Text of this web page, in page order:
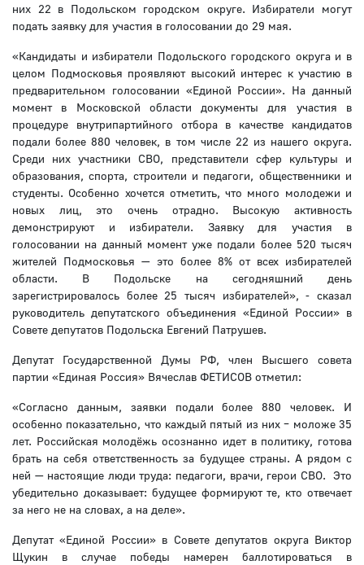
них 22 в Подольском городском округе. Избиратели могут
подать заявку для участия в голосовании до 29 мая.
«Кандидаты и избиратели Подольского городского округа и в
целом Подмосковья проявляют высокий интерес к участию в
предварительном голосовании «Единой России». На данный
момент в Московской области документы для участия в
процедуре внутрипартийного отбора в качестве кандидатов
подали более 880 человек, в том числе 22 из нашего округа.
Среди них участники СВО, представители сфер культуры и
образования, спорта, строители и педагоги, общественники и
студенты. Особенно хочется отметить, что много молодежи и
новых лиц, это очень отрадно. Высокую активность
демонстрируют и избиратели. Заявку для участия в
голосовании на данный момент уже подали более 520 тысяч
жителей Подмосковья — это более 8% от всех избирателей
области. В Подольске на сегодняшний день
зарегистрировалось более 25 тысяч избирателей», - сказал
руководитель депутатского объединения «Единой России» в
Совете депутатов Подольска Евгений Патрушев.
Депутат Государственной Думы РФ, член Высшего совета
партии «Единая Россия» Вячеслав ФЕТИСОВ отметил:
«Согласно данным, заявки подали более 880 человек. И
особенно показательно, что каждый пятый из них – моложе 35
лет. Российская молодёжь осознанно идет в политику, готова
брать на себя ответственность за будущее страны. А рядом с
ней — настоящие люди труда: педагоги, врачи, герои СВО. Это
убедительно доказывает: будущее формируют те, кто отвечает
за него не на словах, а на деле».
Депутат «Единой России» в Совете депутатов округа Виктор
Щукин в случае победы намерен баллотироваться в